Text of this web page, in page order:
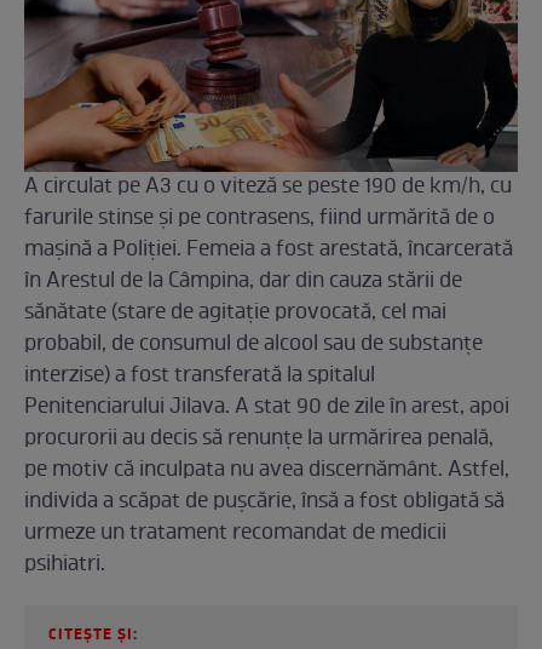
A circulat pe A3 cu o viteză se peste 190 de km/h, cu
farurile stinse și pe contrasens, fiind urmărită de o
mașină a Poliției. Femeia a fost arestată, încarcerată
în Arestul de la Câmpina, dar din cauza stării de
sănătate (stare de agitație provocată, cel mai
probabil, de consumul de alcool sau de substanțe
interzise) a fost transferată la spitalul
Penitenciarului Jilava. A stat 90 de zile în arest, apoi
procurorii au decis să renunţe la urmărirea penală,
pe motiv că inculpata nu avea discernământ. Astfel,
individa a scăpat de puşcărie, însă a fost obligată să
urmeze un tratament recomandat de medicii
psihiatri.
CITEȘTE ȘI: